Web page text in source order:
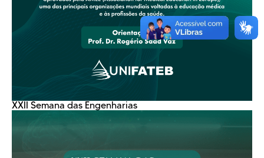
XXII Semana das Engenharias